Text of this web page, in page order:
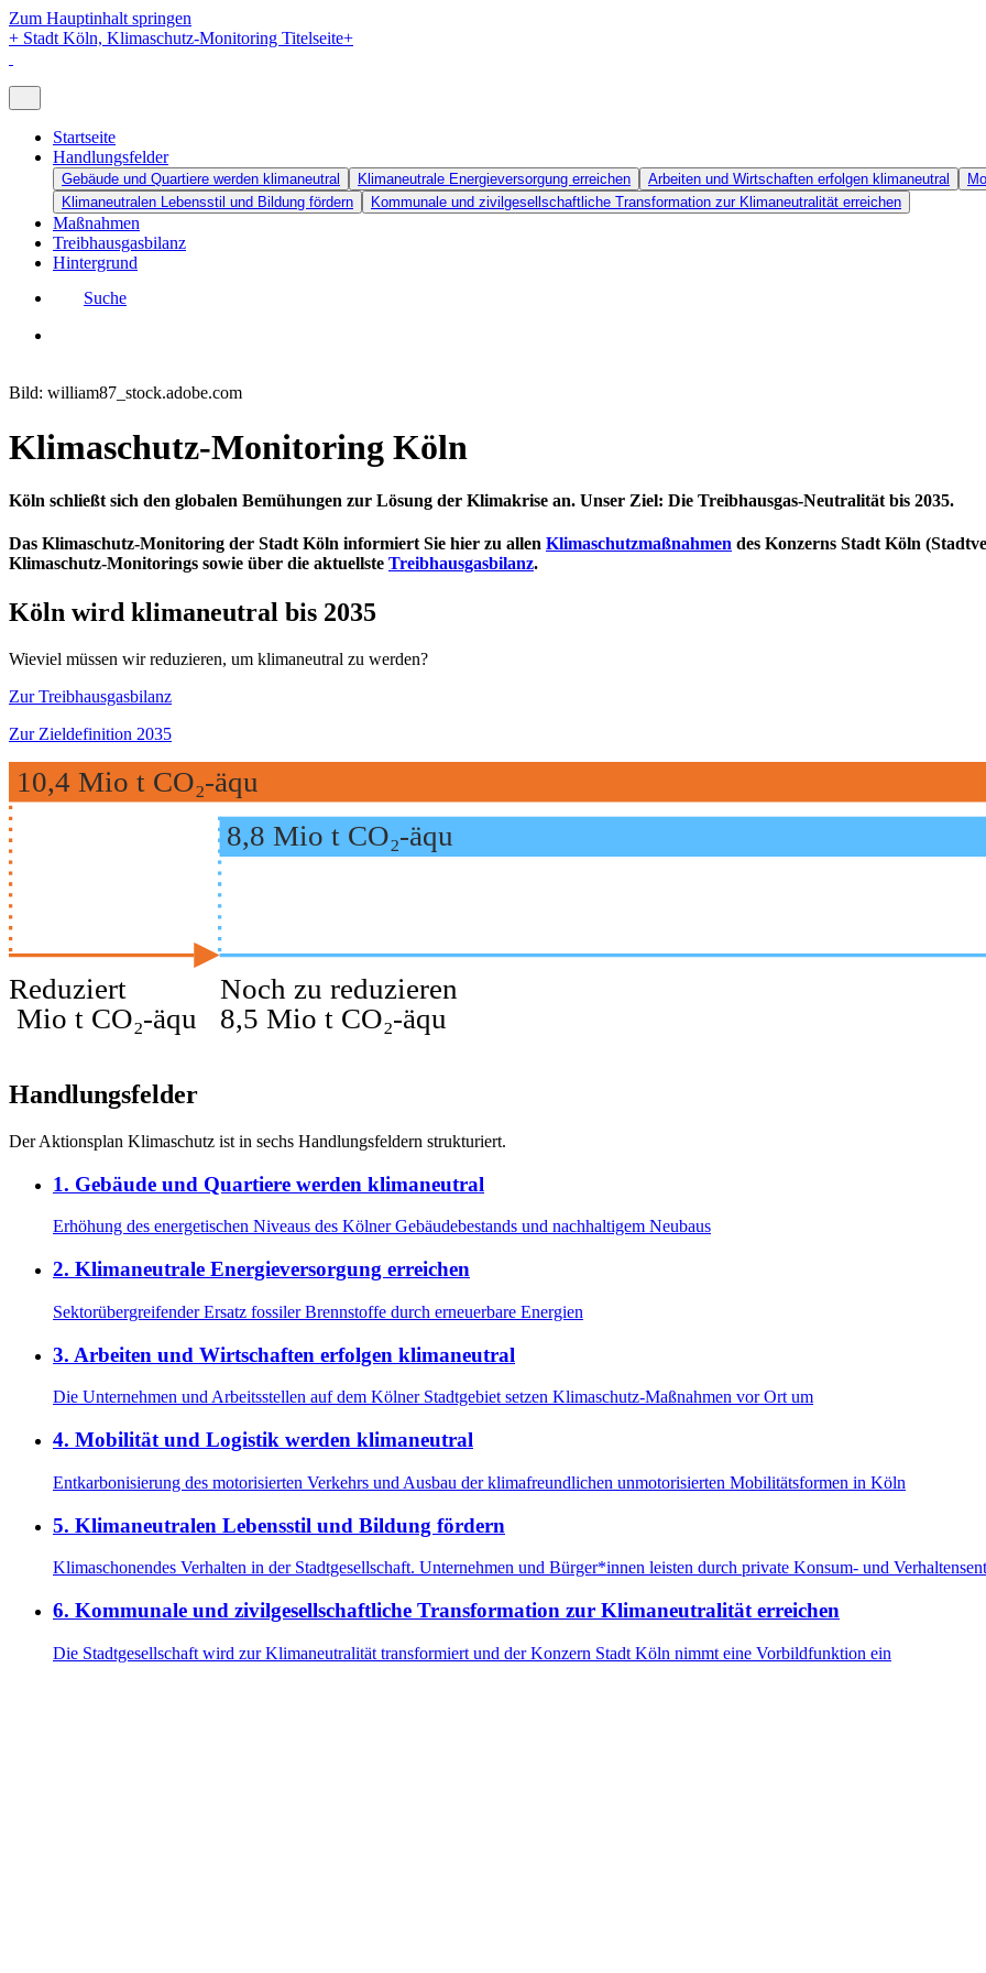
Zum Hauptinhalt springen
+ Stadt Köln, Klimaschutz-Monitoring Titelseite+
Startseite
Handlungsfelder
Gebäude und Quartiere werden klimaneutral Klimaneutrale Energieversorgung erreichen Arbeiten und Wirtschaften erfolgen klimaneutral
Klimaneutralen Lebensstil und Bildung fördern
Kommunale und zivilgesellschaftliche Transformation zur Klimaneutralität erreichen
Maßnahmen
Treibhausgasbilanz
Hintergrund
Suche
Bild: william87_stock.adobe.com
Klimaschutz-Monitoring Köln
Köln schließt sich den globalen Bemühungen zur Lösung der Klimakrise an. Unser Ziel: Die Treibhausgas-Neutralität bis 2035.
Das Klimaschutz-Monitoring der Stadt Köln informiert Sie hier zu allen Klimaschutzmaßnahmen des Konzerns Stadt Köln
Klimaschutz-Monitorings sowie über die aktuellste Treibhausgasbilanz.
Köln wird klimaneutral bis 2035
Wieviel müssen wir reduzieren, um klimaneutral zu werden?
Zur Treibhausgasbilanz
Zur Zieldefinition 2035
10,4 Mio t CO₂-äqu
Reduziert
Mio t CO₂-äqu
8,8 Mio t CO₂-äqu
Noch zu reduzieren
8,5 Mio t CO₂-äqu
Handlungsfelder
Der Aktionsplan Klimaschutz ist in sechs Handlungsfeldern strukturiert.
1. Gebäude und Quartiere werden klimaneutral
Erhöhung des energetischen Niveaus des Kölner Gebäudebestands und nachhaltigem Neubaus
2. Klimaneutrale Energieversorgung erreichen
Sektorübergreifender Ersatz fossiler Brennstoffe durch erneuerbare Energien
3. Arbeiten und Wirtschaften erfolgen klimaneutral
Die Unternehmen und Arbeitsstellen auf dem Kölner Stadtgebiet setzen Klimaschutz-Maßnahmen vor Ort um
4. Mobilität und Logistik werden klimaneutral
Entkarbonisierung des motorisierten Verkehrs und Ausbau der klimafreundlichen unmotorisierten Mobilitätsformen in Köln
5. Klimaneutralen Lebensstil und Bildung fördern
Klimaschonendes Verhalten in der Stadtgesellschaft. Unternehmen und Bürger*innen leisten durch private Konsum- und
6. Kommunale und zivilgesellschaftliche Transformation zur Klimaneutralität erreichen
Die Stadtgesellschaft wird zur Klimaneutralität transformiert und der Konzern Stadt Köln nimmt eine Vorbildfunktion ein